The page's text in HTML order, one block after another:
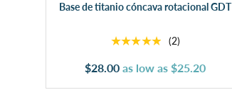
Base de titanio cóncava rotacional GDT
★★★★★ (2)
$28.00 as low as $25.20